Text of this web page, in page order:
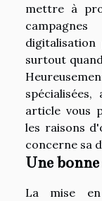
mettre à
digitalisation
surtout
article vous
les raisons
concerne sa
Une
La mise